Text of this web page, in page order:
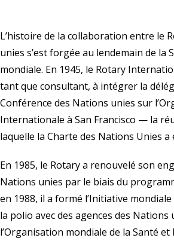
L’histoire de la collaboration entre le
unies s’est forgée au lendemain de la
mondiale. En 1945, le Rotary
tant que consultant, à intégrer la
Conférence des Nations unies sur
Internationale à San Francisco — la
laquelle la Charte des Nations Unies a
En 1985, le Rotary a renouvelé son
Nations unies par le biais du
en 1988, il a formé l’Initiative
la polio avec des agences des
l’Organisation mondiale de la Santé et